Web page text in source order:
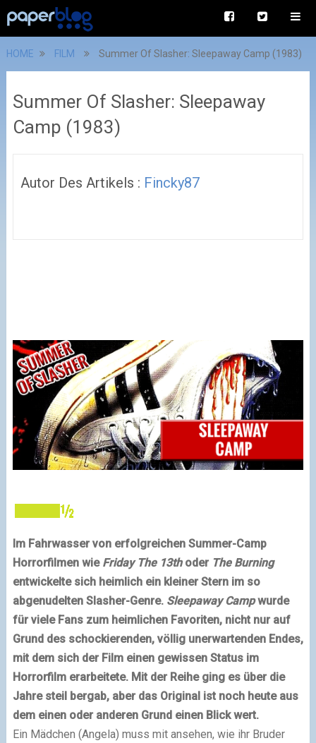
HOME FILM Summer Of Slasher: Sleepaway Camp (1983)
Summer Of Slasher: Sleepaway
Camp (1983)
Autor Des Artikels : Fincky87
Im Fahrwasser von erfolgreichen Summer-Camp
Horrorfilmen wie Friday The 13thoder The Burning
entwickelte sich heimlich ein kleiner Stern im so
abgenudelten Slasher-Genre. Sleepaway Campwurde
für viele Fans zum heimlichen Favoriten, nicht nur auf
Grund des schockierenden, völlig unerwartenden Endes,
mit dem sich der Film einen gewissen Status im
Horrorfilm erarbeitete. Mit der Reihe ging es über die
Jahre steil bergab, aber das Original ist noch heute aus
dem einen oder anderen Grund einen Blick wert.
Ein Mädchen (Angela) muss mit ansehen, wie ihr Bruder